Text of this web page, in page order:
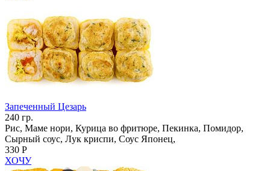
Запеченный Цезарь
240 гр.
Рис, Маме нори, Курица во фритюре, Пекинка, Помидор,
Сырный соус, Лук криспи, Соус Японец,
330 Р
ХОЧУ